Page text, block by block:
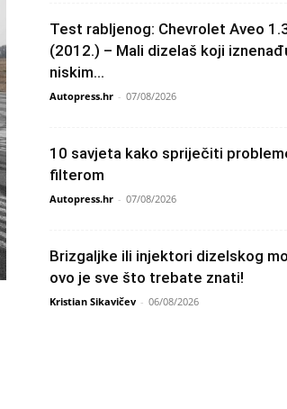
Test rabljenog: Chevrolet Aveo
(2012.) – Mali dizelaš koji
niskim...
Autopress.hr - 07/08/2026
10 savjeta kako spriječiti
filterom
Autopress.hr - 07/08/2026
Brizgaljke ili injektori dizelskog
ovo je sve što trebate znati!
Kristian Sikavičev - 06/08/2026